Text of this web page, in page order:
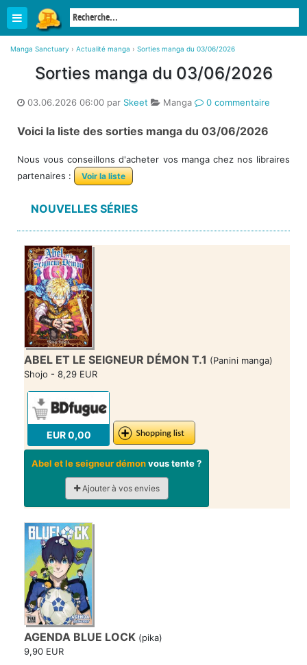
Manga Sanctuary › Actualité manga › Sorties manga du 03/06/2026
Sorties manga du 03/06/2026
03.06.2026 06:00 par Skeet Manga 0 commentaire
Voici la liste des sorties manga du 03/06/2026
Nous vous conseillons d'acheter vos manga chez nos libraires
partenaires :
Voir la liste
NOUVELLES SÉRIES
ABEL ET LE SEIGNEUR DÉMON T.1 (Panini manga)
Shojo - 8,29 EUR
EUR 0,00
Abel et le seigneur démonvous tente ?
Ajouter à vos envies
AGENDA BLUE LOCK (pika)
9,90 EUR